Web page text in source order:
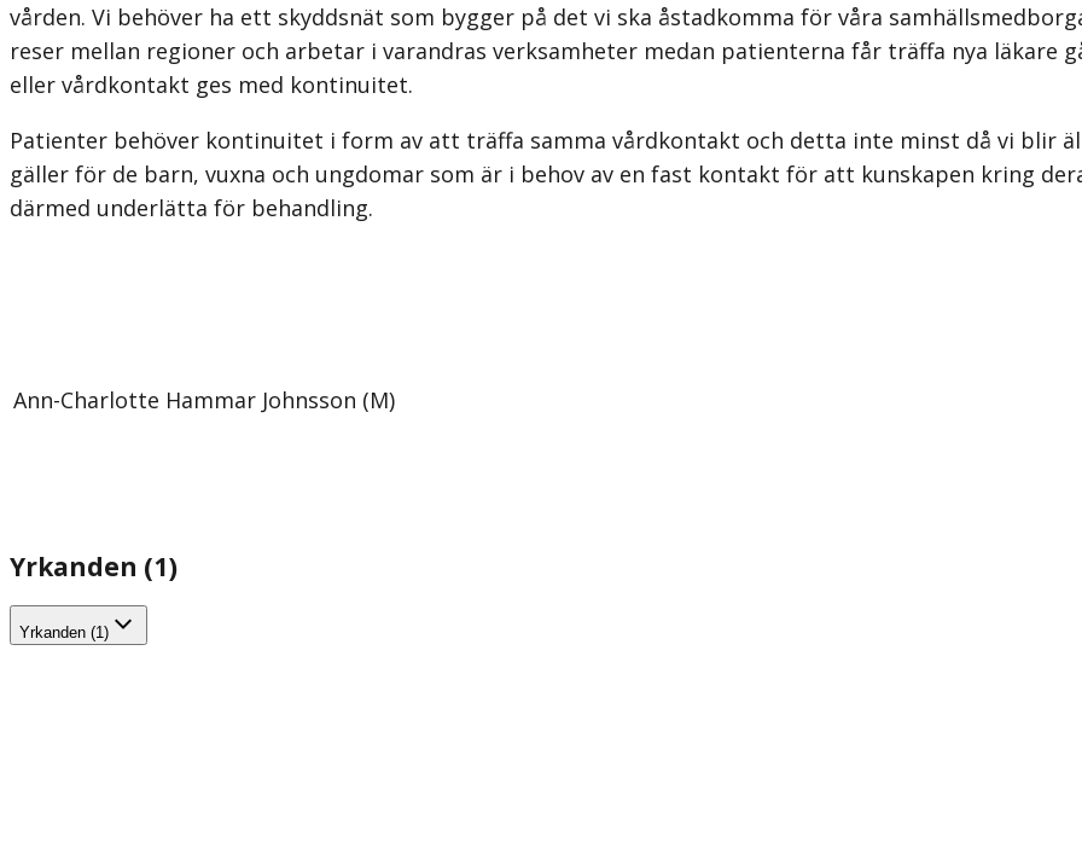
vården. Vi behöver ha ett skyddsnät som bygger på det vi ska åstadkomma för våra
reser mellan regioner och arbetar i varandras verk­samheter medan patienterna får träffa nya läkare
eller vårdkontakt ges med kontinuitet.
Patienter behöver kontinuitet i form av att träffa samma vårdkontakt och detta inte minst då vi blir
gäller för de barn, vuxna och ungdomar som är i behov av en fast kontakt för att kunskapen kring
därmed underlätta för behandling.
Ann-Charlotte Hammar Johnsson (M)
Yrkanden (1)
Yrkanden (1)